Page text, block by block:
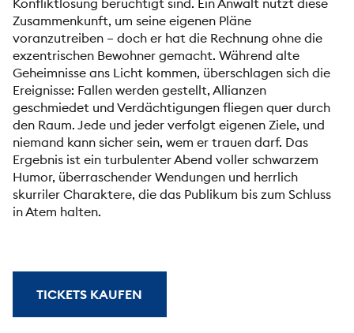
Konfliktlösung berüchtigt sind. Ein Anwalt nutzt diese
Zusammenkunft, um seine eigenen Pläne
voranzutreiben – doch er hat die Rechnung ohne die
exzentrischen Bewohner gemacht. Während alte
Geheimnisse ans Licht kommen, überschlagen sich die
Ereignisse: Fallen werden gestellt, Allianzen
geschmiedet und Verdächtigungen fliegen quer durch
den Raum. Jede und jeder verfolgt eigenen Ziele, und
niemand kann sicher sein, wem er trauen darf. Das
Ergebnis ist ein turbulenter Abend voller schwarzem
Humor, überraschender Wendungen und herrlich
skurriler Charaktere, die das Publikum bis zum Schluss
in Atem halten.
TICKETS KAUFEN